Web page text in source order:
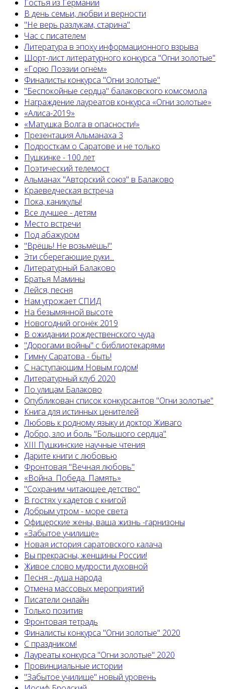
Гостья из Германии
В день семьи, любви и верности
"Не верь разлукам, старина"
Час с писателем
Литература в эпоху информационного взрыва
Шорт-лист литературного конкурса "Огни золотые"
«Горю Поэзии огнём»
Финалисты конкурса "Огни золотые"
"Беспокойные сердца" балаковского комсомола
Награждение лауреатов конкурса «Огни золотые»
«Алиса-2019»
«Матушка Волга в опасности!»
Презентация Альманаха 3
Подросткам о Саратове и не только
Пушкинке - 100 лет
Поэтический телемост
Альманах "Авторский союз" в Балаково
Краеведческая встреча
Пока, каникулы!
Все лучшее - детям
Место встречи
Под абажуром
"Врёшь! Не возьмёшь!"
Эти сберегающие руки...
Литературный Балаково
Братья Мамины
Лейся, песня
Нам угрожает СПИД
На безымянной высоте
Новогодний огонёк 2019
В ожидании рождественского чуда
"Дорогами войны" с библиотекарями
Гимну Саратова - быть!
С наступающим Новым годом!
Литературный клуб 2020
По улицам Балаково
Опубликован список конкурсантов "Огни золотые"
Книга для истинных ценителей
Любовь к родному языку и доктор Живаго
Добро, зло и боль "Большого сердца"
XIII Пушкинские научные чтения
Дарите книги с любовью
Фронтовая "Вечная любовь"
«Война. Победа. Память»
"Сохраним читающее детство"
В гостях у кадетов с книгой
Добрым утром - море света
Офицерские жены, ваша жизнь -гарнизоны
«Забытое училище»
Новая история саратовского калача
Вы прекрасны, женщины России!
Живое слово мудрости духовной
Песня - душа народа
Отмена массовых мероприятий
Писатели онлайн
Только позитив
Фронтовая тетрадь
Финалисты конкурса "Огни золотые" 2020
С праздником!
Лауреаты конкурса "Огни золотые" 2020
Провинциальные истории
"Забытое училище" новый уровень